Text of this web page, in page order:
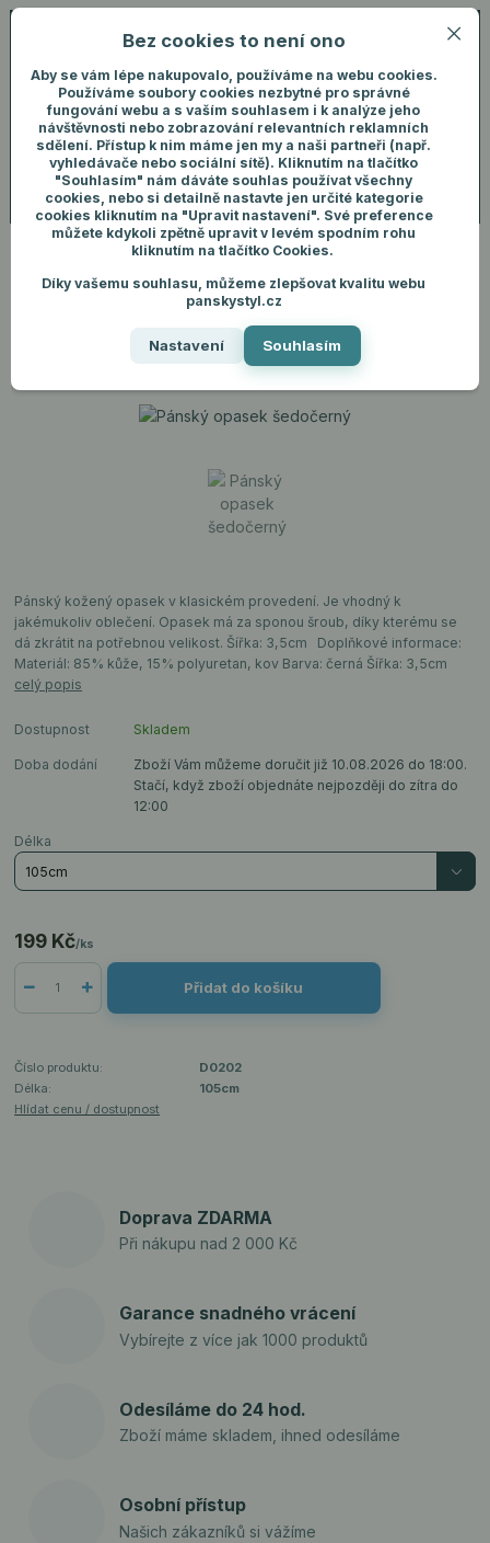
Menu
+420 731 292 460
Přihlášení
Hledat
ks
Úvod Pánské doplňky Opasky Pánský opasek šedočerný
Pánský opasek šedočerný
Pánský kožený opasek v klasickém provedení. Je vhodný k
jakémukoliv oblečení. Opasek má za sponou šroub, díky kterému se
dá zkrátit na potřebnou velikost. Šířka: 3,5cm Doplňkové informace:
Materiál: 85% kůže, 15% polyuretan, kov Barva: černá Šířka: 3,5cm
celý popis
Dostupnost Skladem
Doba dodání
Zboží Vám můžeme doručit již 10.08.2026 do 18:00.
Stačí, když zboží objednáte nejpozději do zítra do
12:00
Délka
199 Kč/ks
Přidat do košíku
Číslo produktu:
D0202
Délka:
105cm
Hlídat cenu / dostupnost
Doprava ZDARMA
Při nákupu nad 2 000 Kč
Garance snadného vrácení
Vybírejte z více jak 1000 produktů
Odesíláme do 24 hod.
Zboží máme skladem, ihned odesíláme
Osobní přístup
Našich zákazníků si vážíme
Bez cookies to není ono
Aby se vám lépe nakupovalo, používáme na webu cookies.
Používáme soubory cookies nezbytné pro správné
fungování webu a s vaším souhlasem i k analýze jeho
návštěvnosti nebo zobrazování relevantních reklamních
sdělení. Přístup k nim máme jen my a naši partneři (např.
vyhledávače nebo sociální sítě). Kliknutím na tlačítko
"Souhlasím" nám dáváte souhlas používat všechny
cookies, nebo si detailně nastavte jen určité kategorie
cookies kliknutím na "Upravit nastavení". Své preference
můžete kdykoli zpětně upravit v levém spodním rohu
kliknutím na tlačítko Cookies.
Díky vašemu souhlasu, můžeme zlepšovat kvalitu webu
panskystyl.cz
Nastavení Souhlasím